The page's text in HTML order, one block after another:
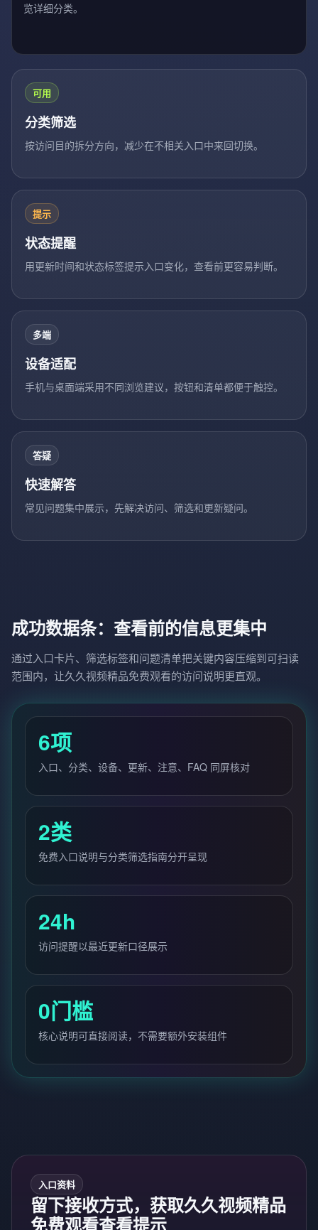
览详细分类。
可用
分类筛选
按访问目的拆分方向，减少在不相关入口中来回切换。
提示
状态提醒
用更新时间和状态标签提示入口变化，查看前更容易判断。
多端
设备适配
手机与桌面端采用不同浏览建议，按钮和清单都便于触控。
答疑
快速解答
常见问题集中展示，先解决访问、筛选和更新疑问。
成功数据条：查看前的信息更集中
通过入口卡片、筛选标签和问题清单把关键内容压缩到可扫读
范围内，让久久视频精品免费观看的访问说明更直观。
6项
入口、分类、设备、更新、注意、FAQ 同屏核对
2类
免费入口说明与分类筛选指南分开呈现
24h
访问提醒以最近更新口径展示
0门槛
核心说明可直接阅读，不需要额外安装组件
入口资料
留下接收方式，获取久久视频精品
免费观看查看提示